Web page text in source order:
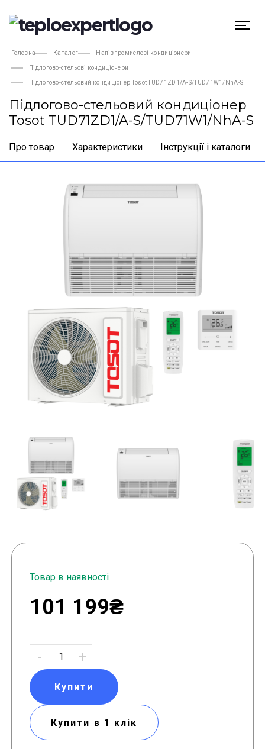
Головна Каталог Напівпромислові кондиціонери
Підлогово-стельові кондиціонери
Підлогово-стельовий кондиціонер Tosot TUD71ZD1/A-S/TUD71W1/NhA-S
Підлогово-стельовий кондиціонер
Tosot TUD71ZD1/A-S/TUD71W1/NhA-S
Про товар Характеристики Інструкції і каталоги
Товар в наявності
101 199₴
- +
Купити
Купити в 1 клік